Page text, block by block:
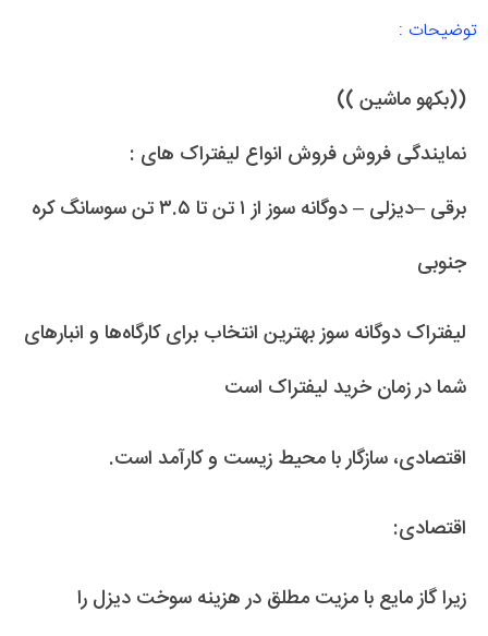
توضیحات :
((بکهو ماشین ))
نمایندگی فروش فروش انواع لیفتراک های :
برقی –دیزلی – دوگانه سوز از ۱ تن تا ۳.۵ تن سوسانگ کره
جنوبی
لیفتراک دوگانه سوز بهترین انتخاب برای کارگاه‌ها و انبارهای
شما در زمان خرید لیفتراک است
اقتصادی، سازگار با محیط زیست و کارآمد است.
اقتصادی:
زیرا گاز مایع با مزیت مطلق در هزینه سوخت دیزل را